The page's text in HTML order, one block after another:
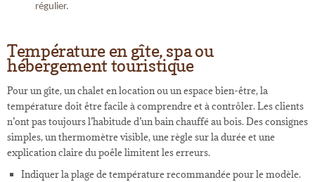
régulier.
Température en gîte, spa ou
hébergement touristique
Pour un gîte, un chalet en location ou un espace bien-être, la
température doit être facile à comprendre et à contrôler. Les clients
n’ont pas toujours l’habitude d’un bain chauffé au bois. Des consignes
simples, un thermomètre visible, une règle sur la durée et une
explication claire du poêle limitent les erreurs.
Indiquer la plage de température recommandée pour le modèle.